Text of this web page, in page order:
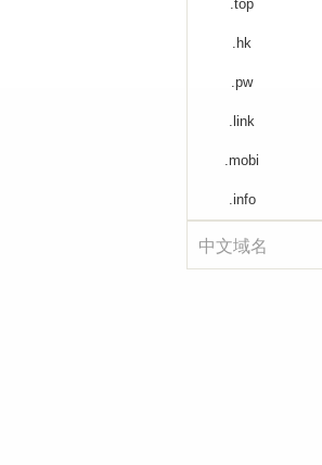
.top
.hk
.pw
.link
.mobi
.info
中文域名